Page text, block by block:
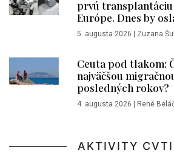
prvú
Európe. Dnes by
5. augusta 2026 | Zuzana
Ceuta pod tlakom:
najväčšou
posledných rokov?
4. augusta 2026 | René
AKTIVITY CVTI